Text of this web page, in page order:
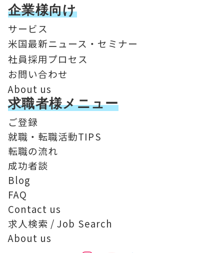
企業様向け
サービス
米国最新ニュース・セミナー
社員採用プロセス
お問い合わせ
About us
求職者様メニュー
ご登録
就職・転職活動TIPS
転職の流れ
成功者談
Blog
FAQ
Contact us
求人検索 / Job Search
About us